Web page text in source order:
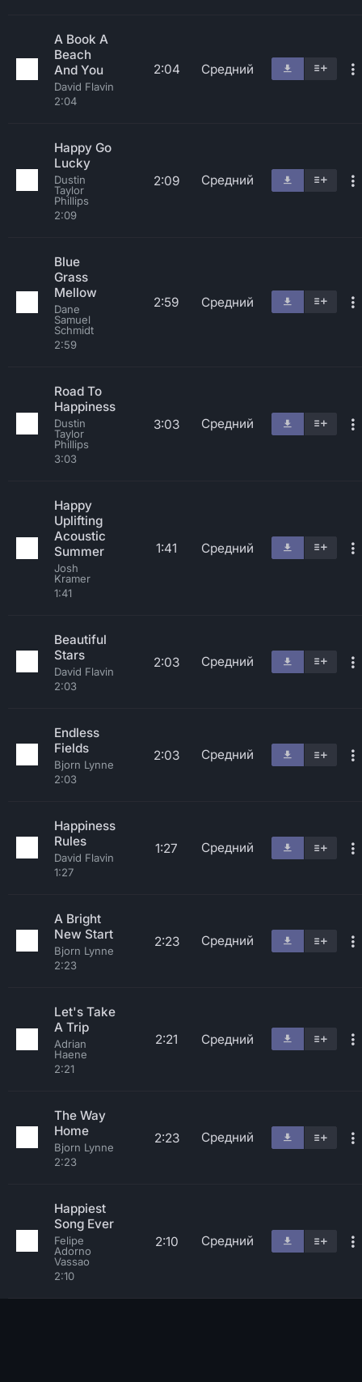
A Book A
Beach
And You
David Flavin
2:04
2:04 Средний
Happy Go
Lucky
Dustin
Taylor
Phillips
2:09
2:09 Средний
Blue
Grass
Mellow
Dane
Samuel
Schmidt
2:59
2:59 Средний
Road To
Happiness
Dustin
Taylor
Phillips
3:03
3:03 Средний
Happy
Uplifting
Acoustic
Summer
Josh
Kramer
1:41
1:41 Средний
Beautiful
Stars
David Flavin
2:03
2:03 Средний
Endless
Fields
Bjorn Lynne
2:03
2:03 Средний
Happiness
Rules
David Flavin
1:27
1:27 Средний
A Bright
New Start
Bjorn Lynne
2:23
2:23 Средний
Let's Take
A Trip
Adrian
Haene
2:21
2:21 Средний
The Way
Home
Bjorn Lynne
2:23
2:23 Средний
Happiest
Song Ever
Felipe
Adorno
Vassao
2:10
2:10 Средний